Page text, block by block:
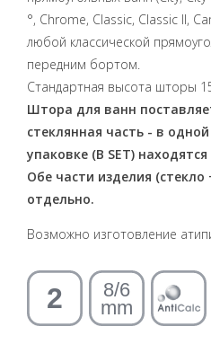
°, Chrome, Classic, Classic II,
любой классической
передним бортом.
Стандартная высота
Штора для ванн
стеклянная часть - в
упаковке (B SET)
Обе части изделия (стекло
отдельно.
Возможно изготовление